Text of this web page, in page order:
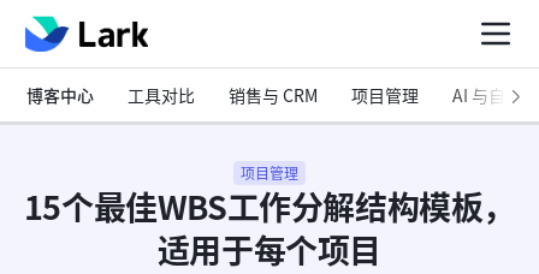
博客中心 工具对比 销售与 CRM 项目管理 AI 与自动化
项目管理
15个最佳WBS工作分解结构模板，
适用于每个项目